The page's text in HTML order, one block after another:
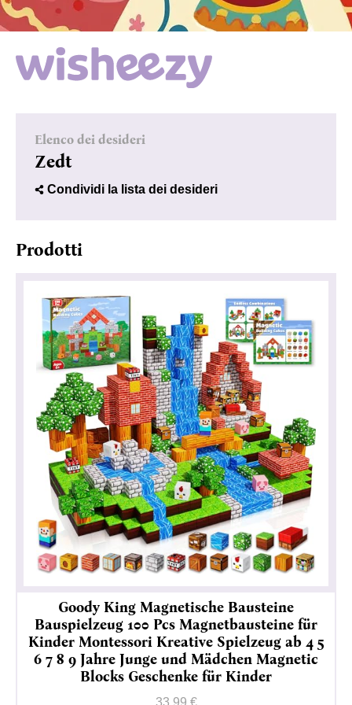
Elenco dei desideri
Zedt
Condividi la lista dei desideri
Prodotti
Goody King Magnetische Bausteine
Bauspielzeug 100 Pcs Magnetbausteine für
Kinder Montessori Kreative Spielzeug ab 4 5
6 7 8 9 Jahre Junge und Mädchen Magnetic
Blocks Geschenke für Kinder
33,99 €